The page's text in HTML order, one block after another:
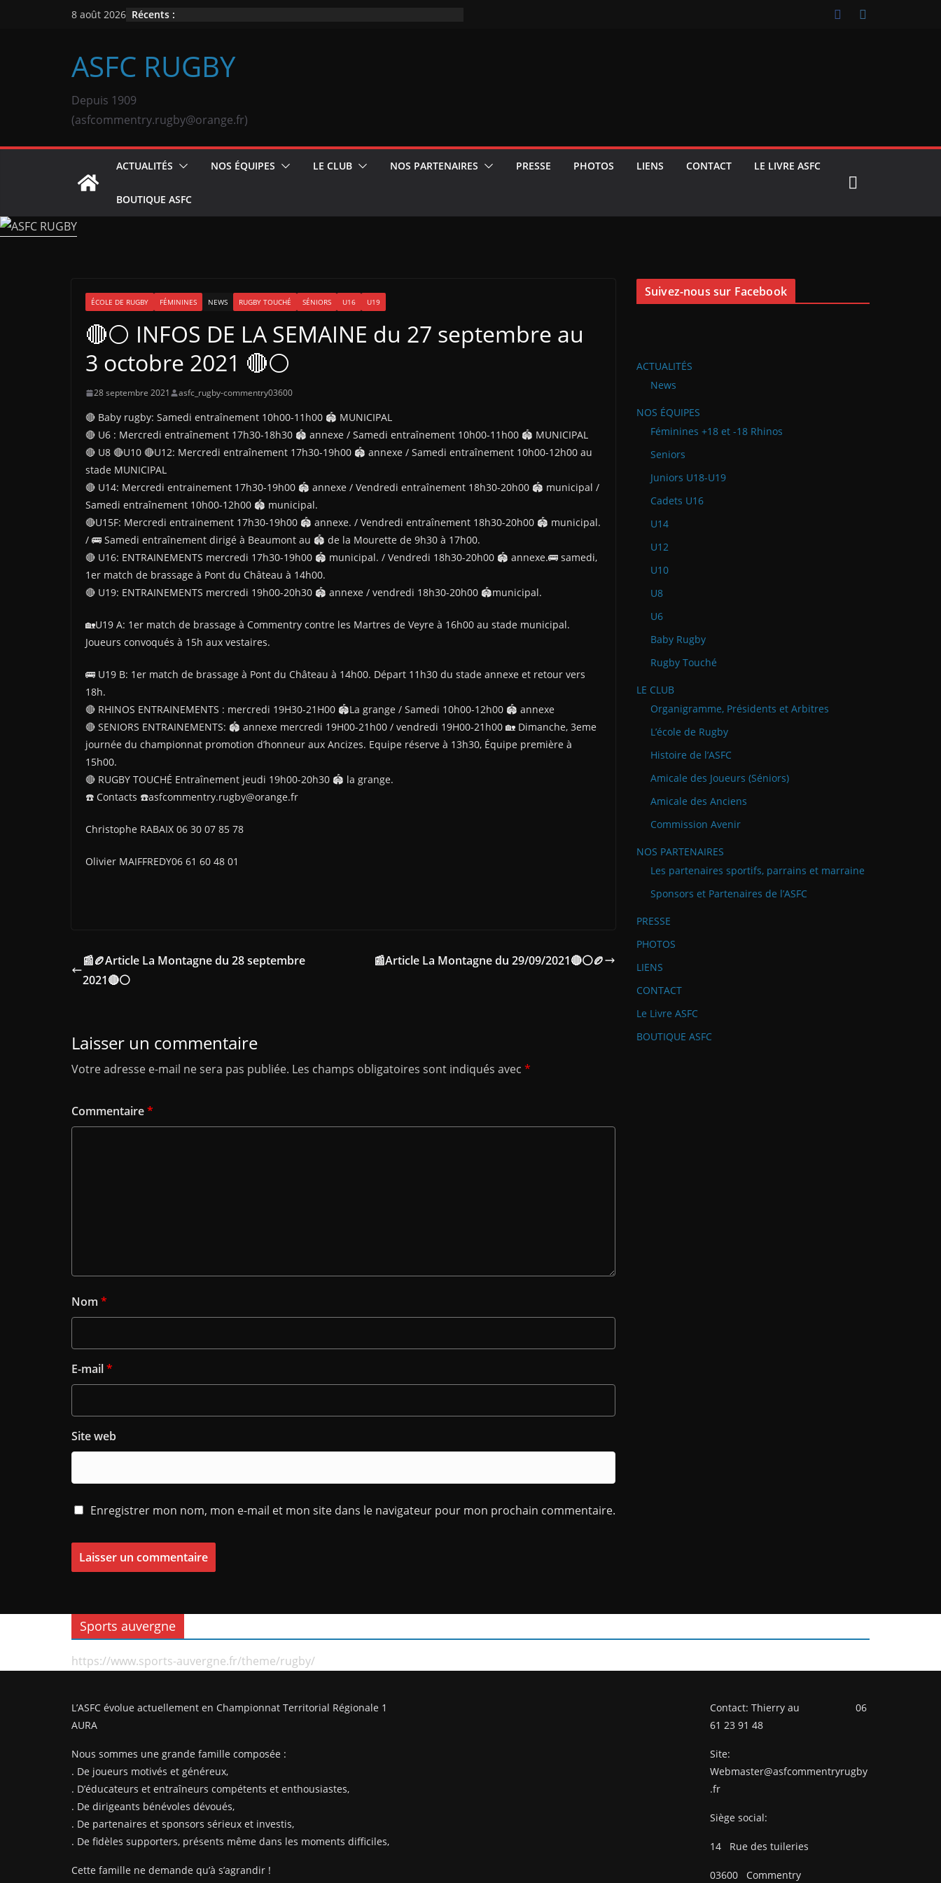
8 août 2026 Récents :
ASFC RUGBY
Depuis 1909
(asfcommentry.rugby@orange.fr)
ACTUALITÉS NOS ÉQUIPES LE CLUB NOS PARTENAIRES PRESSE PHOTOS LIENS CONTACT LE LIVRE ASFC
BOUTIQUE ASFC
ÉCOLE DE RUGBY FÉMININES NEWS RUGBY TOUCHÉ SÉNIORS U16 U19
🔴⚪ INFOS DE LA SEMAINE du 27 septembre au
3 octobre 2021 🔴⚪
28 septembre 2021 asfc_rugby-commentry03600
🔴 Baby rugby: Samedi entraînement 10h00-11h00 🏟 MUNICIPAL
🔴 U6 : Mercredi entraînement 17h30-18h30 🏟 annexe / Samedi entraînement 10h00-11h00 🏟 MUNICIPAL
🔴 U8 🔴U10 🔴U12: Mercredi entraînement 17h30-19h00 🏟 annexe / Samedi entraînement 10h00-12h00 au
stade MUNICIPAL
🔴 U14: Mercredi entrainement 17h30-19h00 🏟 annexe / Vendredi entraînement 18h30-20h00 🏟 municipal /
Samedi entraînement 10h00-12h00 🏟 municipal.
🔴U15F: Mercredi entrainement 17h30-19h00 🏟 annexe. / Vendredi entraînement 18h30-20h00 🏟 municipal.
/ 🚌 Samedi entraînement dirigé à Beaumont au 🏟 de la Mourette de 9h30 à 17h00.
🔴 U16: ENTRAINEMENTS mercredi 17h30-19h00 🏟 municipal. / Vendredi 18h30-20h00 🏟 annexe.🚌 samedi,
1er match de brassage à Pont du Château à 14h00.
🔴 U19: ENTRAINEMENTS mercredi 19h00-20h30 🏟 annexe / vendredi 18h30-20h00 🏟municipal.
🏡U19 A: 1er match de brassage à Commentry contre les Martres de Veyre à 16h00 au stade municipal.
Joueurs convoqués à 15h aux vestaires.
🚌 U19 B: 1er match de brassage à Pont du Château à 14h00. Départ 11h30 du stade annexe et retour vers
18h.
🔴 RHINOS ENTRAINEMENTS : mercredi 19H30-21H00 🏟La grange / Samedi 10h00-12h00 🏟 annexe
🔴 SENIORS ENTRAINEMENTS: 🏟 annexe mercredi 19H00-21h00 / vendredi 19H00-21h00 🏡 Dimanche, 3eme
journée du championnat promotion d’honneur aux Ancizes. Equipe réserve à 13h30, Équipe première à
15h00.
🔴 RUGBY TOUCHÉ Entraînement jeudi 19h00-20h30 🏟 la grange.
☎️ Contacts ☎️asfcommentry.rugby@orange.fr
Christophe RABAIX 06 30 07 85 78
Olivier MAIFFREDY06 61 60 48 01
📰🏉Article La Montagne du 28 septembre
2021🔴⚪
📰Article La Montagne du 29/09/2021🔴⚪🏉
Laisser un commentaire
Votre adresse e-mail ne sera pas publiée. Les champs obligatoires sont indiqués avec *
Commentaire*
Nom *
E-mail*
Site web
Enregistrer mon nom, mon e-mail et mon site dans le navigateur pour mon prochain commentaire.
Suivez-nous sur Facebook
ACTUALITÉS
News
NOS ÉQUIPES
Féminines +18 et -18 Rhinos
Seniors
Juniors U18-U19
Cadets U16
U14
U12
U10
U8
U6
Baby Rugby
Rugby Touché
LE CLUB
Organigramme, Présidents et Arbitres
L’école de Rugby
Histoire de l’ASFC
Amicale des Joueurs (Séniors)
Amicale des Anciens
Commission Avenir
NOS PARTENAIRES
Les partenaires sportifs, parrains et marraine
Sponsors et Partenaires de l’ASFC
PRESSE
PHOTOS
LIENS
CONTACT
Le Livre ASFC
BOUTIQUE ASFC
Sports auvergne
https://www.sports-auvergne.fr/theme/rugby/
L’ASFC évolue actuellement en Championnat Territorial Régionale 1
AURA
Nous sommes une grande famille composée :
. De joueurs motivés et généreux,
. D’éducateurs et entraîneurs compétents et enthousiastes,
. De dirigeants bénévoles dévoués,
. De partenaires et sponsors sérieux et investis,
. De fidèles supporters, présents même dans les moments difficiles,
Cette famille ne demande qu’à s’agrandir !
Contact: Thierry au 06
61 23 91 48
Site:
Webmaster@asfcommentryrugby
.fr
Siège social:
14 Rue des tuileries
03600 Commentry